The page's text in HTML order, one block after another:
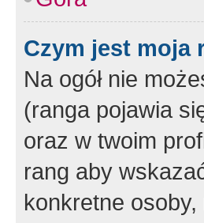
Czym jest moja
Na ogół nie
(ranga pojawia
oraz w twoim
rang aby
konkretne